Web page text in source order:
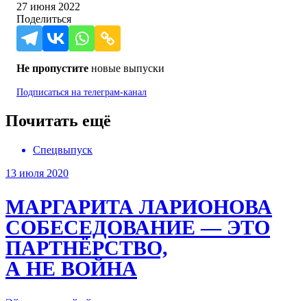
27 июня 2022
Поделиться
Не пропустите новые выпуски
Подписаться на телеграм-канал
Почитать ещё
Спецвыпуск
13 июля 2020
МАРГАРИТА ЛАРИОНОВА
СОБЕСЕДОВАНИЕ — ЭТО
ПАРТНЁРСТВО,
А НЕ ВОЙНА